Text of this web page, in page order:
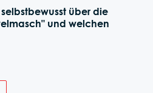
über die
und welchen